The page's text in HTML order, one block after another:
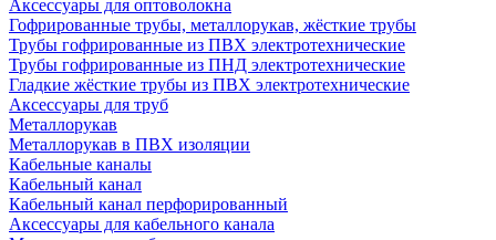
Аксессуары для оптоволокна
Гофрированные трубы, металлорукав, жёсткие трубы
Трубы гофрированные из ПВХ электротехнические
Трубы гофрированные из ПНД электротехнические
Гладкие жёсткие трубы из ПВХ электротехнические
Аксессуары для труб
Металлорукав
Металлорукав в ПВХ изоляции
Кабельные каналы
Кабельный канал
Кабельный канал перфорированный
Аксессуары для кабельного канала